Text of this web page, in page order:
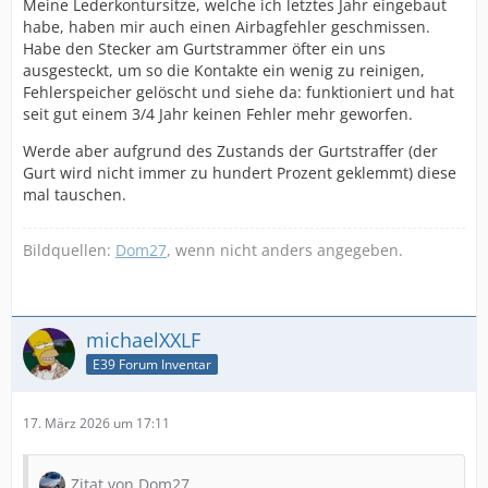
Meine Lederkontursitze, welche ich letztes Jahr eingebaut
habe, haben mir auch einen Airbagfehler geschmissen.
Habe den Stecker am Gurtstrammer öfter ein uns
ausgesteckt, um so die Kontakte ein wenig zu reinigen,
Fehlerspeicher gelöscht und siehe da: funktioniert und hat
seit gut einem 3/4 Jahr keinen Fehler mehr geworfen.
Werde aber aufgrund des Zustands der Gurtstraffer (der
Gurt wird nicht immer zu hundert Prozent geklemmt) diese
mal tauschen.
Bildquellen: Dom27, wenn nicht anders angegeben.
michaelXXLF
E39 Forum Inventar
17. März 2026 um 17:11
Zitat von Dom27